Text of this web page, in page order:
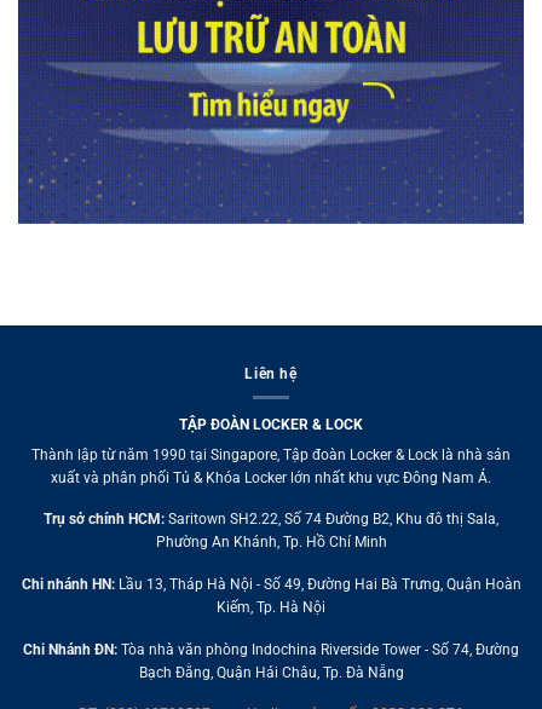
Liên hệ
TẬP ĐOÀN LOCKER & LOCK
Thành lập từ năm 1990 tại Singapore, Tập đoàn Locker & Lock là nhà sản
xuất và phân phối Tủ & Khóa Locker lớn nhất khu vực Đông Nam Á.
Trụ sở chính HCM: Saritown SH2.22, Số 74 Đường B2, Khu đô thị Sala,
Phường An Khánh, Tp. Hồ Chí Minh
Chi nhánh HN:Lầu 13, Tháp Hà Nội - Số 49, Đường Hai Bà Trưng, Quận Hoàn
Kiếm, Tp. Hà Nội
Chi Nhánh ĐN: Tòa nhà văn phòng Indochina Riverside Tower - Số 74, Đường
Bạch Đằng, Quận Hải Châu, Tp. Đà Nẵng